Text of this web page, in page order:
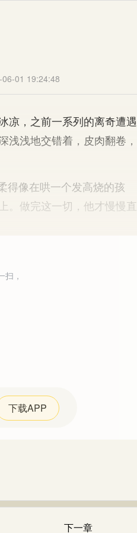
01 19:24:48
，之前一系列的离奇遭遇
浅浅地交错着，皮肉翻卷，
像在哄一个发高烧的孩
。做完这一切，他才慢慢直
，
下载APP
下一章